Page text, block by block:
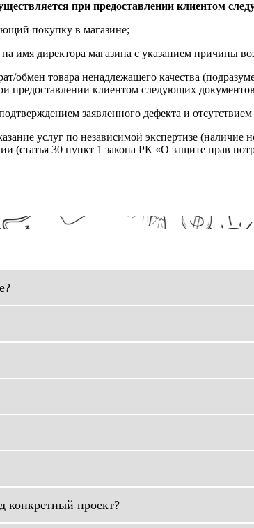
при предоставлении клиентом
покупку в магазине;
имя директора магазина с указанием причины
обмен товара ненадлежащего качества
предоставлении клиентом следующих
заявленного дефекта и
услуг по независимой экспертизе (наличие
(статья 30 пункт 1 закона РК «О защите прав
конкретный проект?